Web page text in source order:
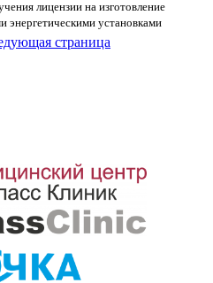
лицензии на изготовление
энергетическими установками
страница